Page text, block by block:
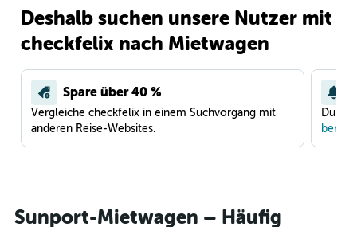
Deshalb suchen unsere Nutzer mit
checkfelix nach Mietwagen
Spare über 40 %
Vergleiche checkfelix in einem Suchvorgang mit
anderen Reise-Websites.
Du
Sunport-Mietwagen – Häufig